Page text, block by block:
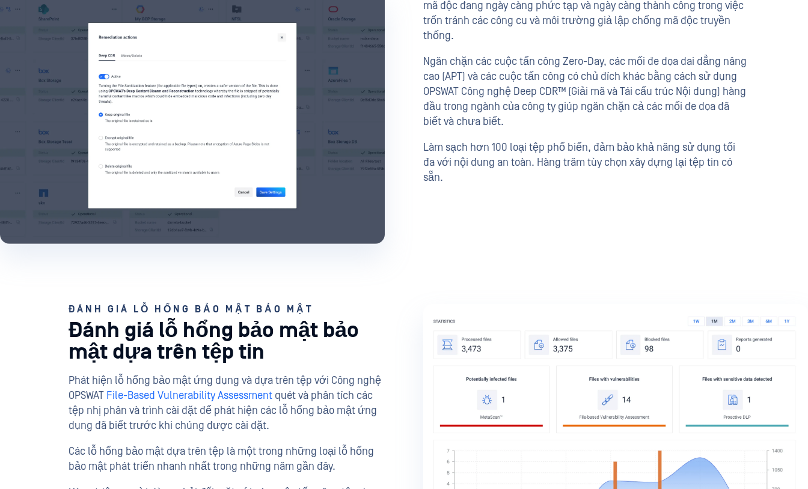
mã độc đang ngày càng phức tạp và ngày càng thành công trong việc
trốn tránh các công cụ và môi trường giả lập chống mã độc truyền
thống.
Ngăn chặn các cuộc tấn công Zero-Day, các mối đe dọa dai dẳng nâng
cao (APT) và các cuộc tấn công có chủ đích khác bằng cách sử dụng
OPSWAT Công nghệ Deep CDR™ (Giải mã và Tái cấu trúc Nội dung) hàng
đầu trong ngành của công ty giúp ngăn chặn cả các mối đe dọa đã
biết và chưa biết.
Làm sạch hơn 100 loại tệp phổ biến, đảm bảo khả năng sử dụng tối
đa với nội dung an toàn. Hàng trăm tùy chọn xây dựng lại tệp tin có
sẵn.
ĐÁNH GIÁ LỖ HỔNG BẢO MẬT BẢO MẬT
Đánh giá lỗ hổng bảo mật bảo
mật dựa trên tệp tin
Phát hiện lỗ hổng bảo mật ứng dụng và dựa trên tệp với Công nghệ
OPSWAT File-Based Vulnerability Assessment quét và phân tích các
tệp nhị phân và trình cài đặt để phát hiện các lỗ hổng bảo mật ứng
dụng đã biết trước khi chúng được cài đặt.
Các lỗ hổng bảo mật dựa trên tệp là một trong những loại lỗ hổng
bảo mật phát triển nhanh nhất trong những năm gần đây.